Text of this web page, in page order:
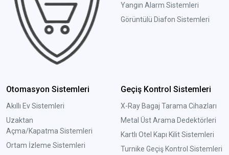
Yangın Alarm Sistemleri
Görüntülü Diafon Sistemleri
Otomasyon Sistemleri
Akıllı Ev Sistemleri
Uzaktan
Açma/Kapatma Sistemleri
Ortam İzleme Sistemleri
Geçiş Kontrol Sistemleri
X-Ray Bagaj Tarama Cihazları
Metal Üst Arama Dedektörleri
Kartlı Otel Kapı Kilit Sistemleri
Turnike Geçiş Kontrol Sistemleri